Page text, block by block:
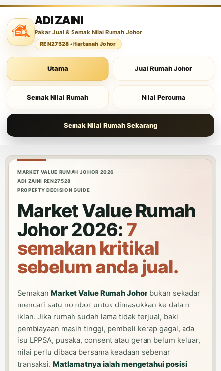
ADI ZAINI
Pakar Jual & Semak Nilai Rumah Johor
REN27528 • Hartanah Johor
Utama Jual Rumah Johor
Semak Nilai Rumah Nilai Percuma
Semak Nilai Rumah Sekarang
MARKET VALUE RUMAH JOHOR 2026
ADI ZAINI REN27528
PROPERTY DECISION GUIDE
Market Value Rumah
Johor 2026: 7
semakan kritikal
sebelum anda jual.
Semakan Market Value Rumah Johor bukan sekadar
mencari satu nombor untuk dimasukkan ke dalam
iklan. Jika rumah sudah lama tidak terjual, baki
pembiayaan masih tinggi, pembeli kerap gagal, ada
isu LPPSA, pusaka, consent atau geran belum keluar,
nilai perlu dibaca bersama keadaan sebenar
transaksi. Matlamatnya ialah mengetahui posisi